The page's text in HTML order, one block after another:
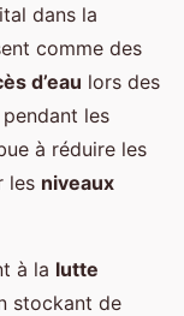
dans la
comme des
d’eau lors des
les
à réduire les
les niveaux
à la lutte
stockant de